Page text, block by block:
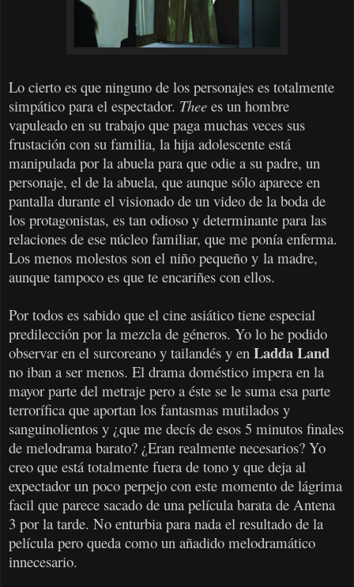
Lo cierto es que ninguno de los personajes es totalmente
simpático para el espectador. Thee es un hombre
vapuleado en su trabajo que paga muchas veces sus
frustación con su familia, la hija adolescente está
manipulada por la abuela para que odie a su padre, un
personaje, el de la abuela, que aunque sólo aparece en
pantalla durante el visionado de un video de la boda de
los protagonistas, es tan odioso y determinante para las
relaciones de ese núcleo familiar, que me ponía enferma.
Los menos molestos son el niño pequeño y la madre,
aunque tampoco es que te encariñes con ellos.
Por todos es sabido que el cine asiático tiene especial
predilección por la mezcla de géneros. Yo lo he podido
observar en el surcoreano y tailandés y en Ladda Land
no iban a ser menos. El drama doméstico impera en la
mayor parte del metraje pero a éste se le suma esa parte
terrorífica que aportan los fantasmas mutilados y
sanguinolientos y ¿que me decís de esos 5 minutos finales
de melodrama barato? ¿Eran realmente necesarios? Yo
creo que está totalmente fuera de tono y que deja al
expectador un poco perpejo con este momento de lágrima
facil que parece sacado de una película barata de Antena
3 por la tarde. No enturbia para nada el resultado de la
película pero queda como un añadido melodramático
innecesario.